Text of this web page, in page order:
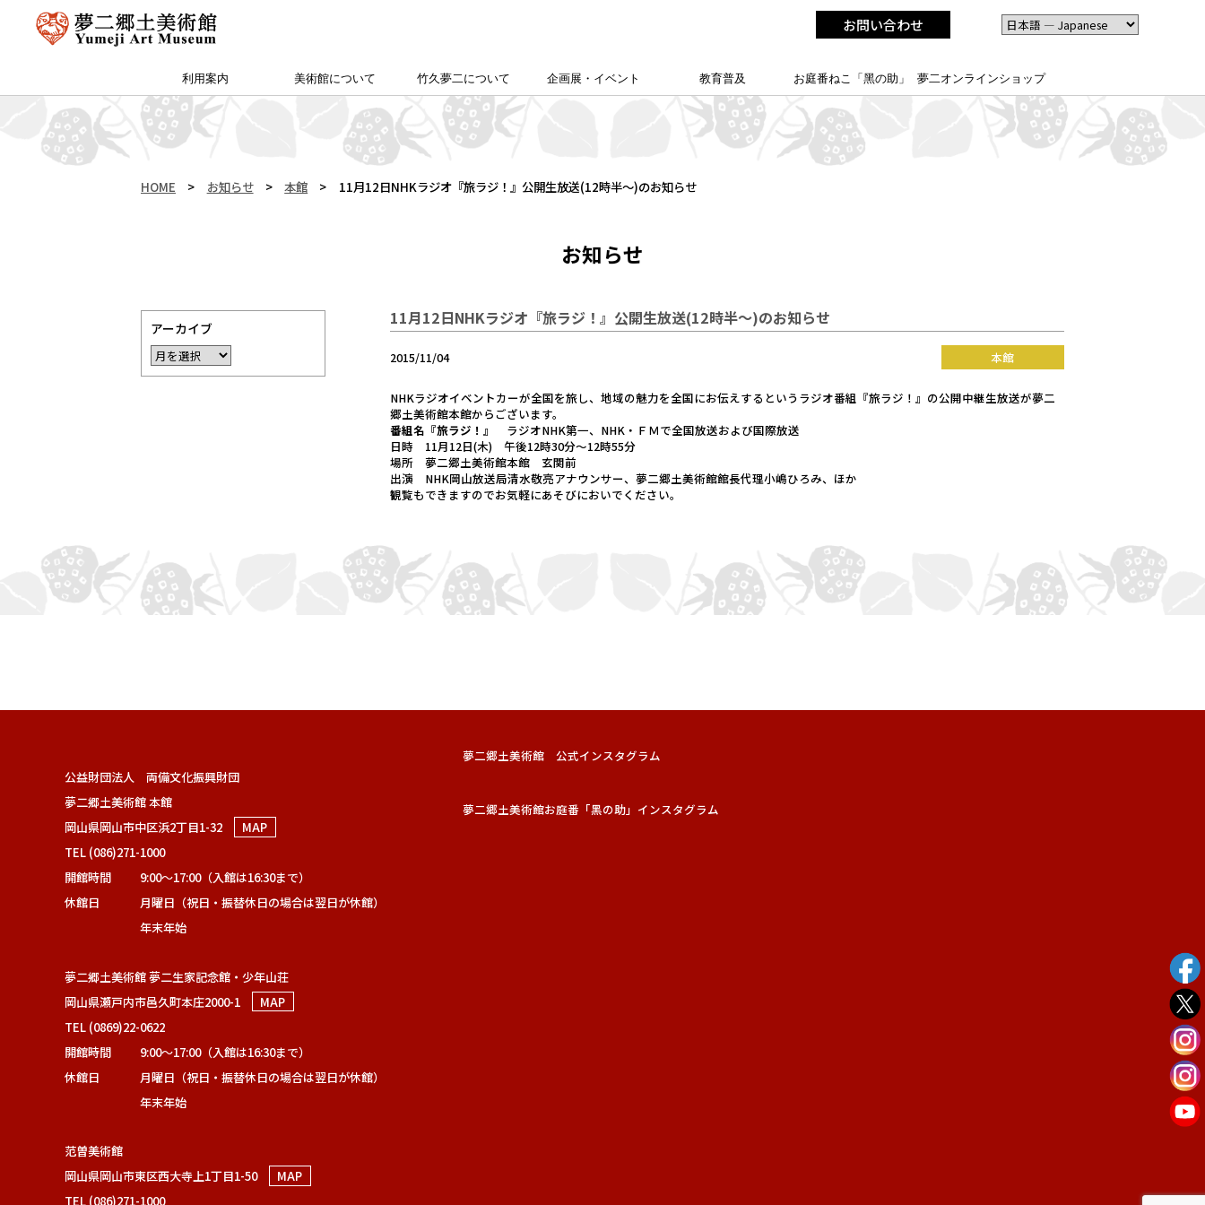
お問い合わせ
利用案内
夢二郷土美術館 本館
夢二生家記念館・少年山荘
アクセス・特別プラン
カフェ＆ショップ
予約方法・団体申込
サイトマップ
美術館について
館長挨拶
所蔵作品
友の会「ゆめびぃ」
お知らせ
（公財）両備文化振興財団
范曽美術館について
竹久夢二について
竹久夢二の足跡
竹久夢二学会について
企画展・イベント 教育普及
こども夢二新聞
こども学芸員
校外学習について
夢二郷土美術館
ゆめじきょうどびじゅつかん
の
「あいうえお」
お庭番ねこ「黑の助」 夢二オンラインショップ
HOME > お知らせ > 本館 > 11月12日NHKラジオ『旅ラジ！』公開生放送(12時半～)のお知らせ
お知らせ
11月12日NHKラジオ『旅ラジ！』公開生放送(12時半～)のお知らせ
2015/11/04 本館
NHKラジオイベントカーが全国を旅し、地域の魅力を全国にお伝えするというラジオ番組『旅ラジ！』の公開中継生放送が夢二
郷土美術館本館からございます。
番組名『旅ラジ！』 ラジオNHK第一、NHK・ＦＭで全国放送および国際放送
日時
11月12日(木) 午後12時30分～12時55分
場所
夢二郷土美術館本館 玄関前
出演 NHK岡山放送局清水敬亮アナウンサー、夢二郷土美術館館長代理小嶋ひろみ、ほか
観覧もできますのでお気軽にあそびにおいでください。
アーカイブ
公益財団法人 両備文化振興財団
夢二郷土美術館 本館
岡山県岡山市中区浜2丁目1-32
MAP
TEL (086)271-1000
開館時間
9:00～17:00（入館は16:30まで）
休館日
月曜日（祝日・振替休日の場合は翌日が休館）
年末年始
夢二郷土美術館 夢二生家記念館・少年山荘
岡山県瀬戸内市邑久町本庄2000-1
MAP
TEL (0869)22-0622
開館時間
9:00～17:00（入館は16:30まで）
休館日
月曜日（祝日・振替休日の場合は翌日が休館）
年末年始
范曽美術館
岡山県岡山市東区西大寺上1丁目1-50
MAP
TEL (086)271-1000
夢二郷土美術館 公式インスタグラム
夢二郷土美術館お庭番「黑の助」インスタグラム